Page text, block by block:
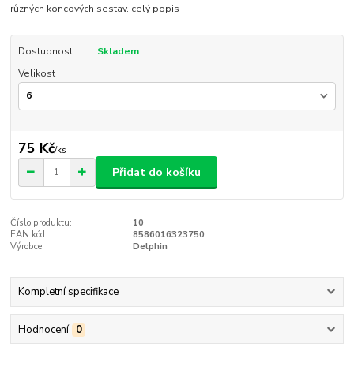
různých koncových sestav. celý popis
Dostupnost
Skladem
Velikost
75 Kč/ks
Přidat do košíku
Číslo produktu:
10
EAN kód:
8586016323750
Výrobce:
Delphin
Kompletní specifikace
Hodnocení 0